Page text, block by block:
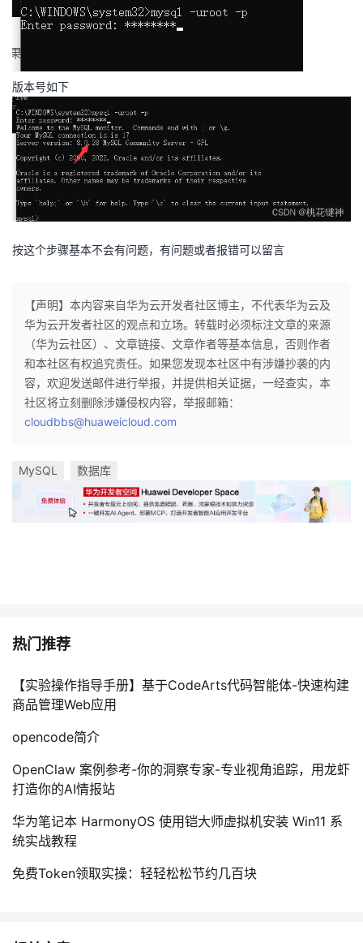
版本号如下
按这个步骤基本不会有问题，有问题或者报错可以留言
【声明】本内容来自华为云开发者社区博主，不代表华为云及
华为云开发者社区的观点和立场。转载时必须标注文章的来源
（华为云社区）、文章链接、文章作者等基本信息，否则作者
和本社区有权追究责任。如果您发现本社区中有涉嫌抄袭的内
容，欢迎发送邮件进行举报，并提供相关证据，一经查实，本
社区将立刻删除涉嫌侵权内容，举报邮箱：
cloudbbs@huaweicloud.com
MySQL 数据库
热门推荐
【实验操作指导手册】基于CodeArts代码智能体-快速构建
商品管理Web应用
opencode简介
OpenClaw 案例参考-你的洞察专家-专业视角追踪，用龙虾
打造你的AI情报站
华为笔记本 HarmonyOS 使用铠大师虚拟机安装 Win11 系
统实战教程
免费Token领取实操：轻轻松松节约几百块